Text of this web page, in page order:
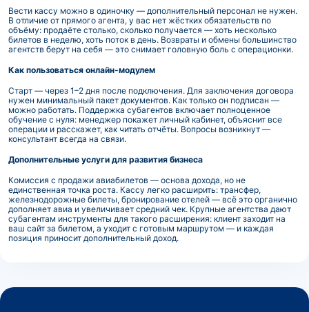
Вести кассу можно в одиночку — дополнительный персонал не нужен.
В отличие от прямого агента, у вас нет жёстких обязательств по
объёму: продаёте столько, сколько получается — хоть несколько
билетов в неделю, хоть поток в день. Возвраты и обмены большинство
агентств берут на себя — это снимает головную боль с операционки.
Как пользоваться онлайн-модулем
Старт — через 1–2 дня после подключения. Для заключения договора
нужен минимальный пакет документов. Как только он подписан —
можно работать. Поддержка субагентов включает полноценное
обучение с нуля: менеджер покажет личный кабинет, объяснит все
операции и расскажет, как читать отчёты. Вопросы возникнут —
консультант всегда на связи.
Дополнительные услуги для развития бизнеса
Комиссия с продажи авиабилетов — основа дохода, но не
единственная точка роста. Кассу легко расширить: трансфер,
железнодорожные билеты, бронирование отелей — всё это органично
дополняет авиа и увеличивает средний чек. Крупные агентства дают
субагентам инструменты для такого расширения: клиент заходит на
ваш сайт за билетом, а уходит с готовым маршрутом — и каждая
позиция приносит дополнительный доход.